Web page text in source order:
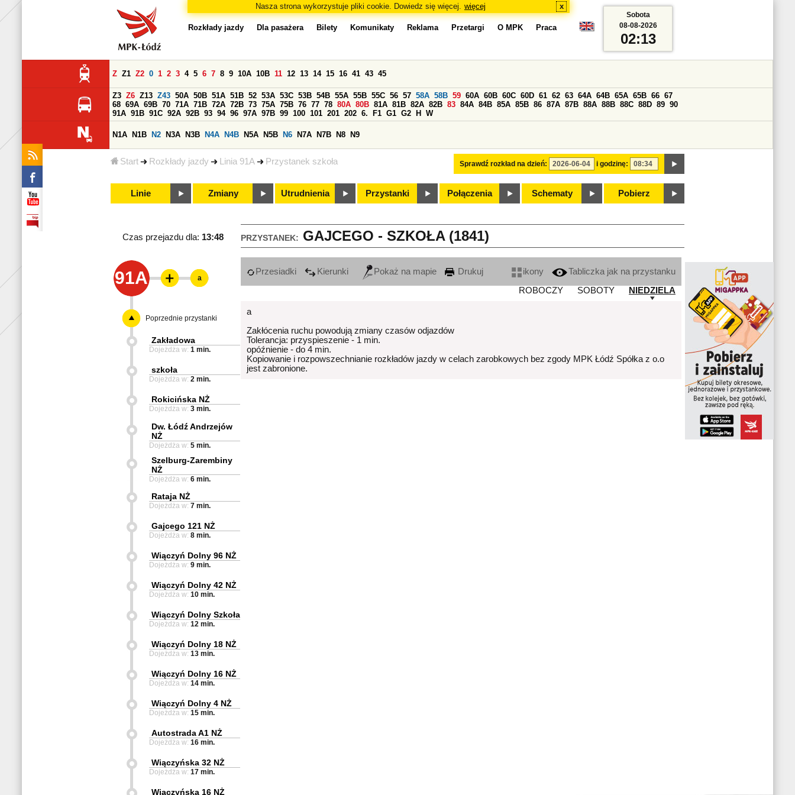
Nasza strona wykorzystuje pliki cookie. Dowiedz się więcej. więcej x
Start Rozkłady jazdy Linia 91A Przystanek szkoła
Rozkłady jazdy Dla pasażera Bilety Komunikaty Reklama Przetargi O MPK Praca
Sprawdź rozkład na dzień: i godzinę:
Z Z1 Z2 0 1 2 3 4 5 6 7 8 9 10A 10B 11 12 13 14 15 16 41 43 45
Z3 Z6 Z13 Z43 50A 50B 51A 51B 52 53A 53C 53B 54B 55A 55B 55C 56 57 58A 58B 59 60A 60B 60C 60D 61 62 63 64A 64B 65A 65B 66 67
68 69A 69B 70 71A 71B 72A 72B 73 75A 75B 76 77 78 80A 80B 81A 81B 82A 82B 83 84A 84B 85A 85B 86 87A 87B 88A 88B 88C 88D 89 90
91A 91B 91C 92A 92B 93 94 96 97A 97B 99 100 101 201 202 6. F1 G1 G2 H W
N1A N1B N2 N3A N3B N4A N4B N5A N5B N6 N7A N7B N8 N9
Linie Zmiany Utrudnienia Przystanki Połączenia Schematy Pobierz
Sobota
08-08-2026
02:13
PRZYSTANEK: GAJCEGO - SZKOŁA (1841)
Czas przejazdu dla: 13:48
91A Przesiadki Kierunki Pokaż na mapie Drukuj ikony
Tabliczka jak na przystanku
ROBOCZY
SOBOTY NIEDZIELA
a
Zakłócenia ruchu powodują zmiany czasów odjazdów
Tolerancja: przyspieszenie - 1 min.
opóźnienie - do 4 min.
Kopiowanie i rozpowszechnianie rozkładów jazdy w celach zarobkowych bez zgody MPK Łódź Spółka z o.o
jest zabronione.
a
Poprzednie przystanki
Zakładowa
Dojeżdża w: 1 min.
szkoła
Dojeżdża w: 2 min.
Rokicińska NŻ
Dojeżdża w: 3 min.
Dw. Łódź Andrzejów
NŻ
Dojeżdża w: 5 min.
Szelburg-Zarembiny
NŻ
Dojeżdża w: 6 min.
Rataja NŻ
Dojeżdża w: 7 min.
Gajcego 121 NŻ
Dojeżdża w: 8 min.
Wiączyń Dolny 96 NŻ
Dojeżdża w: 9 min.
Wiączyń Dolny 42 NŻ
Dojeżdża w: 10 min.
Wiączyń Dolny Szkoła
Dojeżdża w: 12 min.
Wiączyń Dolny 18 NŻ
Dojeżdża w: 13 min.
Wiączyń Dolny 16 NŻ
Dojeżdża w: 14 min.
Wiączyń Dolny 4 NŻ
Dojeżdża w: 15 min.
Autostrada A1 NŻ
Dojeżdża w: 16 min.
Wiączyńska 32 NŻ
Dojeżdża w: 17 min.
Wiączyńska 16 NŻ